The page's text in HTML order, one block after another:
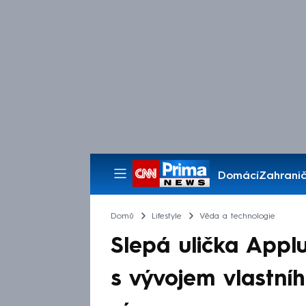
Domácí
Pořady
Domů Lifestyle Věda a technologie
Slepá ulička
s vývojem